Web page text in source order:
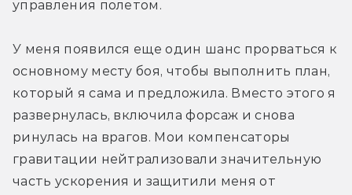
управления полетом.
У меня появился еще один шанс прорваться к
основному месту боя, чтобы выполнить план,
который я сама и предложила. Вместо этого я
развернулась, включила форсаж и снова
ринулась на врагов. Мои компенсаторы
гравитации нейтрализовали значительную
часть ускорения и защитили меня от